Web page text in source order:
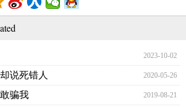
2023-10-02
说死错人 2020-05-26
骗我 2019-08-21